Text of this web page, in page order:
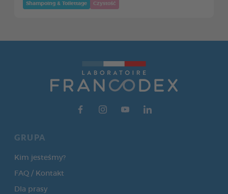
Shampoing & Toilettage Czystość
GRUPA
Kim jesteśmy?
FAQ / Kontakt
Dla prasy